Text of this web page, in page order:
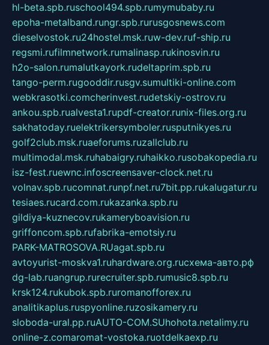
hl-beta.spb.ruschool494.spb.rumymubaby.ru
epoha-metalband.rungr.spb.rurusgosnews.com
dieselvostok.ru24hostel.msk.ruw-dev.ruf-ship.ru
regsmi.rufilmnetwork.rumalinasp.rukinosvin.ru
h2o-salon.rumalutkayork.rudeltaprim.spb.ru
tango-perm.rugooddir.rusgv.sumultiki-online.com
webkrasotki.comcherinvest.rudetskiy-ostrov.ru
ankou.spb.rualvesta1.rupdf-creator.runix-files.org.ru
sakhatoday.ruelektrikersymboler.rusputnikyes.ru
golf2club.msk.ruaeforums.ruzallclub.ru
multimodal.msk.ruhabaigry.ruhaikko.rusobakopedia.ru
isz-fest.ruewnc.infoscreensaver-clock.net.ru
volnav.spb.rucomnat.runpf.net.ru7bit.pp.rukalugatur.ru
tesiaes.rucard.com.rukazanka.spb.ru
gildiya-kuznecov.rukameryboavision.ru
griffoncom.spb.rufabrika-emotsiy.ru
PARK-MATROSOVA.RUagat.spb.ru
avtoyurist-moskva1.ruhardware.org.ruсхема-авто.рф
dg-lab.ruangrup.rurecruiter.spb.rumusic8.spb.ru
krsk124.rukubok.spb.ruromanofforex.ru
analitikaplus.ruspyonline.ruzosikamery.ru
sloboda-ural.pp.ruAUTO-COM.SUhohota.netalimy.ru
online-z.comaromat-vostoka.ruotdelkaexp.ru